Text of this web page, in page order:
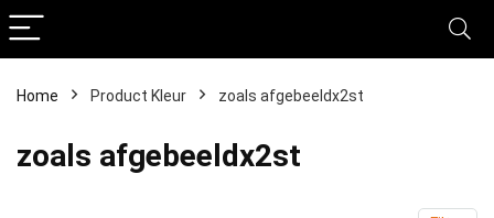
Home Product Kleur ‎zoals afgebeeldx2st
‎zoals afgebeeldx2st